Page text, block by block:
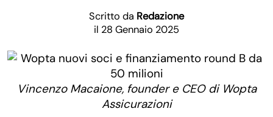
Scritto da Redazione
il 28 Gennaio 2025
Vincenzo Macaione, founder e CEO di Wopta
Assicurazioni